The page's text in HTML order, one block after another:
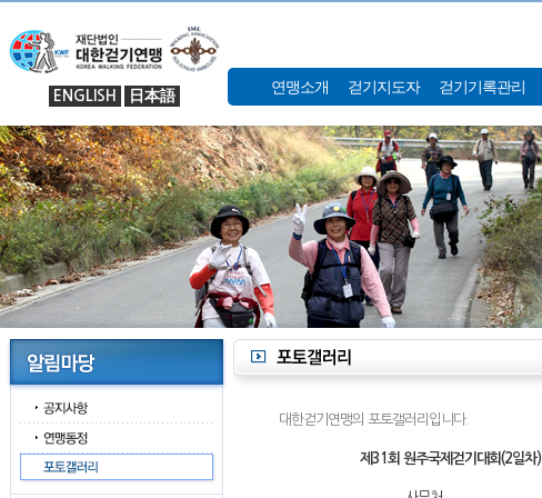
ENGLISH 日本語 연맹소개 걷기지도자 걷기기록관리
대한걷기연맹의 포토갤러리입니다.
제31회 원주국제걷기대회(2일차)